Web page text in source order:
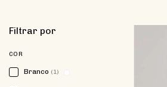
Filtrar por
COR
Branco (1)